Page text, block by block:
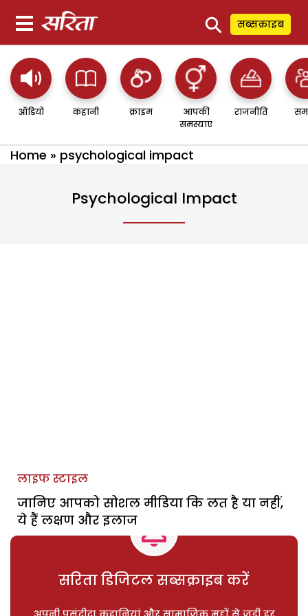
⚲ सब्सक्राइब
ऑडियो कहानी क्राइम
आपकी
समस्याएं
राजनीति
Home » psychological impact
Psychological Impact
लाइफ स्टाइल
जानिए आपको सोशल मीडिया कि लत है या नहीं,
ये हैं लक्षण और इलाज
सरिता डिजिटल सब्सक्राइब करें